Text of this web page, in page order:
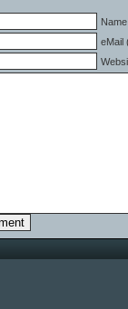
eMail